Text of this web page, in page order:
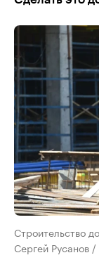
Строительство
Сергей Русанов